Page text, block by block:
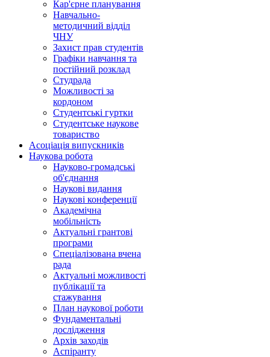
Кар'єрне планування
Навчально-
методичний відділ
ЧНУ
Захист прав студентів
Графіки навчання та
постійний розклад
Студрада
Можливості за
кордоном
Студентські гуртки
Студентське наукове
товариство
Асоціація випускників
Наукова робота
Науково-громадські
об'єднання
Наукові видання
Наукові конференції
Академічна
мобільність
Актуальні грантові
програми
Спеціалізована вчена
рада
Актуальні можливості
публікації та
стажування
План наукової роботи
Фундаментальні
дослідження
Архів заходів
Аспіранту